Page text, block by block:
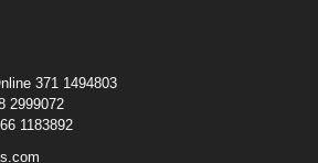
371 1494803
2999072
1183892